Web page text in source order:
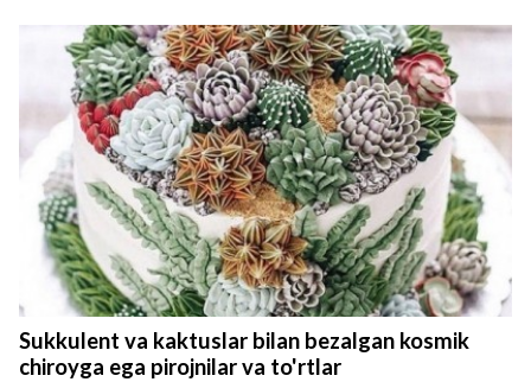
Sukkulent va kaktuslar bilan bezalgan kosmik
chiroyga ega pirojnilar va to'rtlar